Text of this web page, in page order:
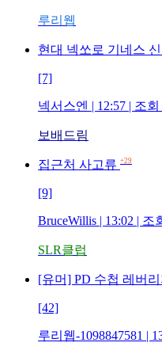
루리웹
현대 넥쏘로 기네스
[7]
넥서스엔 | 12:57 | 조회
보배드림
집근처 사고류 +29
[9]
BruceWillis | 13:02 | 조
SLR클럽
[유머] PD 수첩 레버
[42]
루리웹-1098847581 |